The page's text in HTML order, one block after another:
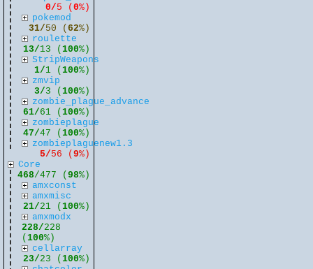
0/5 (0%)
pokemod
31/50 (62%)
roulette
13/13 (100%)
StripWeapons
1/1 (100%)
zmvip
3/3 (100%)
zombie_plague_advance
61/61 (100%)
zombieplague
47/47 (100%)
zombieplaguenew1.3
5/56 (9%)
Core
468/477 (98%)
amxconst
amxmisc
21/21 (100%)
amxmodx
228/228
( 100%)
cellarray
23/23 (100%)